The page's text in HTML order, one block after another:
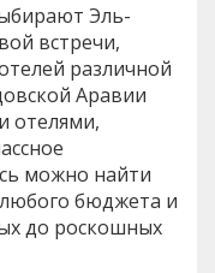
Эль-
встречи,
различной
Аравии
отелями,
можно найти
бюджета и
до роскошных